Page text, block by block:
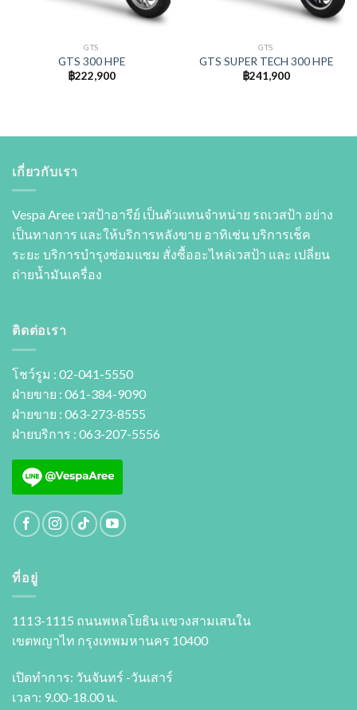
GTS
GTS 300 HPE
฿222,900
GTS
GTS SUPER TECH 300 HPE
฿241,900
เกี่ยวกับเรา
Vespa Aree เวสป้าอารีย์ เป็นตัวแทนจำหน่าย รถเวสป้า อย่าง
เป็นทางการ และให้บริการหลังขาย อาทิเช่น บริการเช็ค
ระยะ บริการบำรุงซ่อมแซม สั่งซื้ออะไหล่เวสป้า และ เปลี่ยน
ถ่ายนํ้ามันเครื่อง
ติดต่อเรา
โชว์รูม : 02-041-5550
ฝ่ายขาย : 061-384-9090
ฝ่ายขาย : 063-273-8555
ฝ่ายบริการ : 063-207-5556
ที่อยู่
1113-1115 ถนนพหลโยธิน แขวงสามเสนใน
เขตพญาไท กรุงเทพมหานคร 10400
เปิดทำการ: วันจันทร์ -วันเสาร์
เวลา: 9.00-18.00 น.